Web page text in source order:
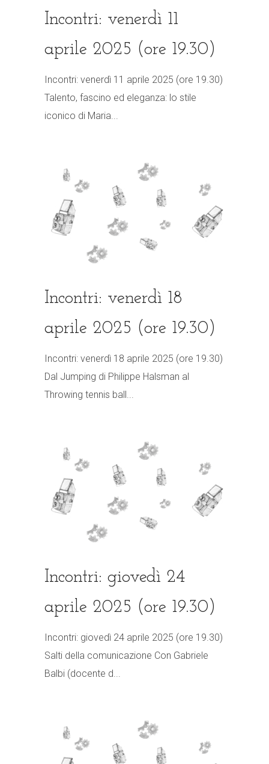
Incontri: venerdì 11
aprile 2025 (ore 19.30)
Incontri: venerdì 11 aprile 2025 (ore 19.30)
Talento, fascino ed eleganza: lo stile
iconico di Maria...
Incontri: venerdì 18
aprile 2025 (ore 19.30)
Incontri: venerdì 18 aprile 2025 (ore 19.30)
Dal Jumping di Philippe Halsman al
Throwing tennis ball...
Incontri: giovedì 24
aprile 2025 (ore 19.30)
Incontri: giovedì 24 aprile 2025 (ore 19.30)
Salti della comunicazione Con Gabriele
Balbi (docente d...